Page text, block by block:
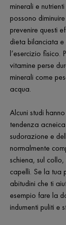
minerali e
possono
prevenire questi
dieta bilanciata e
l’esercizio fisico.
vitamine perse
minerali come
acqua.
Alcuni studi
tendenza
sudorazione e
normalmente
schiena, sul
capelli. Se la tua
abitudini che ti
esempio fare la
indumenti puliti e